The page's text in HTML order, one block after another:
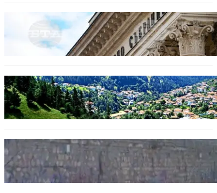
БЕЗ КАТЕГОРИЯ
Дрон се взриви край Кардам: България
търси отговори за произхода му.
БЪЛГАРИЯ
Полицията алармира за нова схема с
фалшиви лечители и „вълшебни“ мехлеми
БЪЛГАРИЯ
Ограничават движението по улица
„Вълноломна“ във Варна